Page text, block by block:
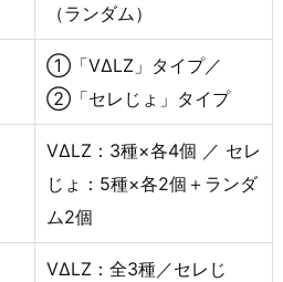
（ランダム）
①「VΔLZ」タイプ／
②「セレじょ」タイプ
VΔLZ：3種×各4個 ／ セレ
じょ：5種×各2個＋ランダ
ム2個
VΔLZ：全3種／セレじ